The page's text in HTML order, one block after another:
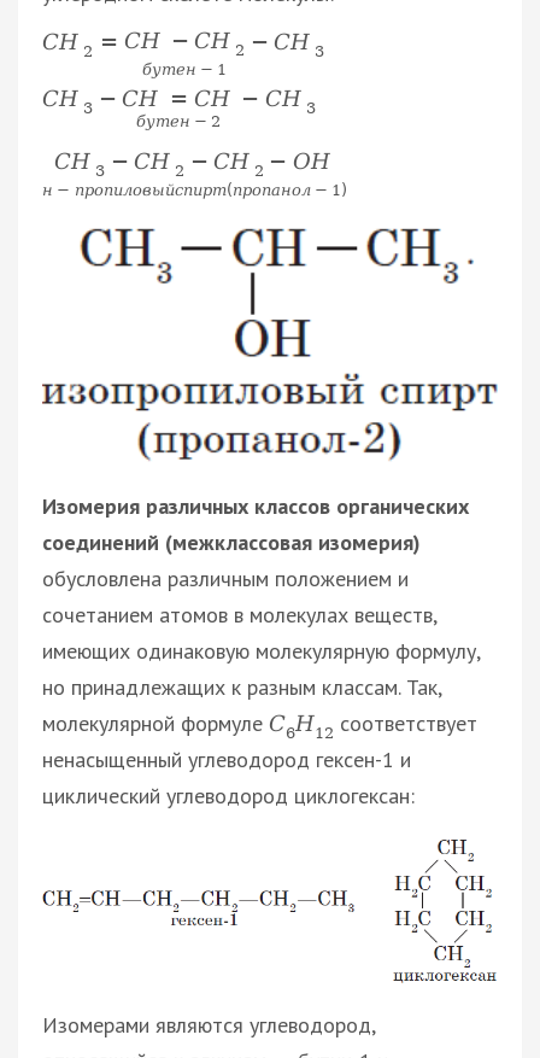
CH 2 = CH − CH 2
бутен − 1
− CH 3
CH 3 − CH = CH
бутен − 2
− CH 3
CH 3 − CH 2 − CH 2 − OH
н − пропиловыйспирт(пропанол − 1)
Изомерия различных классов органических
соединений (межклассовая изомерия)
обусловлена различным положением и
сочетанием атомов в молекулах веществ,
имеющих одинаковую молекулярную формулу,
но принадлежащих к разным классам. Так,
молекулярной формуле С6Н12 соответствует
ненасыщенный углеводород гексен-1 и
циклический углеводород циклогексан:
Изомерами являются углеводород,